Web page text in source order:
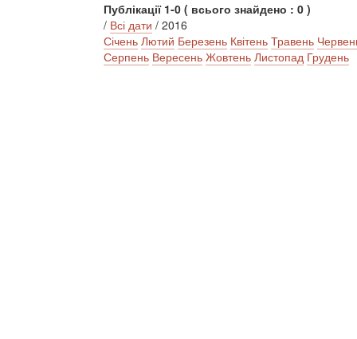
Публікації 1-0 ( всього знайдено : 0 )
/ Всі дати / 2016
Січень Лютий Березень Квітень Травень
Серпень Вересень Жовтень Листопад Грудень